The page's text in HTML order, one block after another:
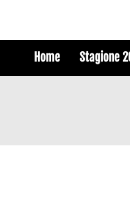
Home Stagione